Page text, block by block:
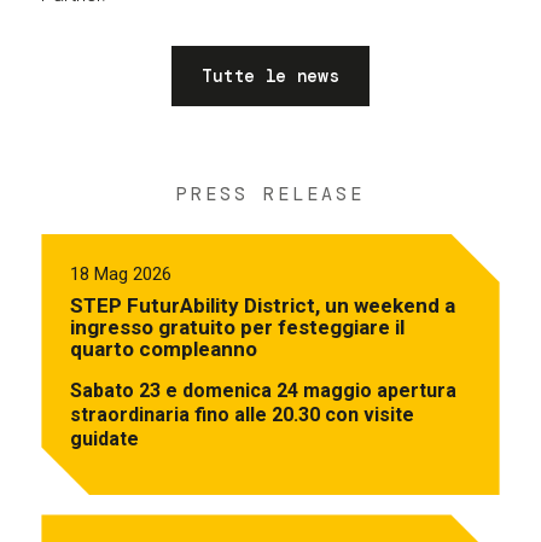
Tutte le news
PRESS RELEASE
18 Mag 2026
STEP FuturAbility District, un weekend a
ingresso gratuito per festeggiare il
quarto compleanno
Sabato 23 e domenica 24 maggio apertura
straordinaria fino alle 20.30 con visite
guidate